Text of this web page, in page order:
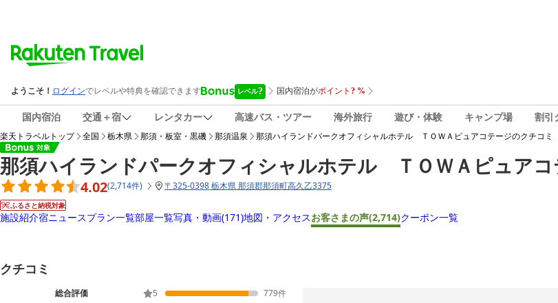
国内宿泊 交通＋宿 レンタカー 高速バス・ツアー 海外旅行 遊び・体験 キャンプ場 割引
楽天トラベルトップ 全国 栃木県 那須・板室・黒磯 那須温泉 那須ハイランドパークオフィシャルホテル ＴＯＷＡピュアコテージのクチコミ
那須ハイランドパークオフィシャルホテル ＴＯＷＡピュアコ
4.02(2,714件) 〒325-0398 栃木県 那須郡那須町高久乙3375
ふるさと納税対象
施設紹介宿ニュースプラン一覧部屋一覧写真・動画(171)地図・アクセスお客さまの声(2,714)クーポン一覧
クチコミ
総合評価 5 779件